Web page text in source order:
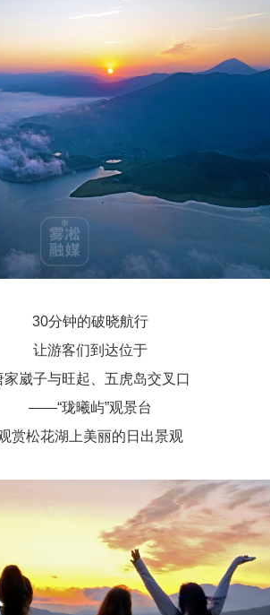
30分钟的破晓航行
让游客们到达位于
家崴子与旺起、五虎岛交叉口
——“珑曦屿”观景台
赏松花湖上美丽的日出景观